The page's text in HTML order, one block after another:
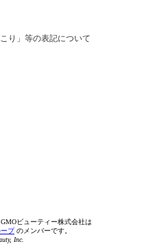
り」等の表記について
ビューティー株式会社は
プのメンバーです。
Inc.